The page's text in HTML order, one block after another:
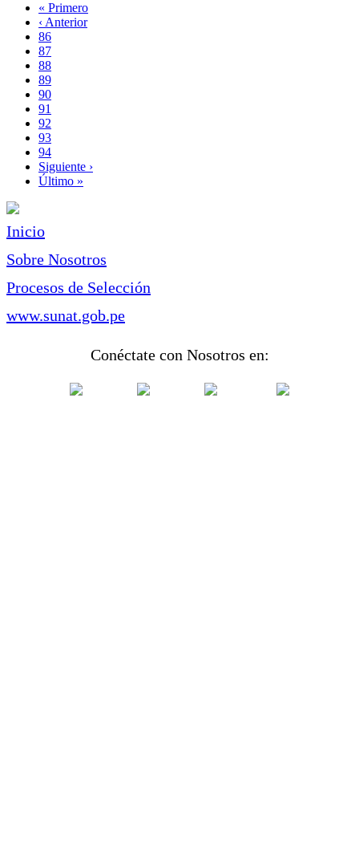
Paginación
Primera
página
« Primero
Página
anterior
‹ Anterior
Page
86
Page
87
Page
88
Page
89
Página
actual
90
Page
91
Page
92
Page
93
Page
94
Siguiente
página
Siguiente ›
Última
Último »
Inicio
Sobre Nosotros
Procesos de Selección
www.sunat.gob.pe
Conéctate con Nosotros en: